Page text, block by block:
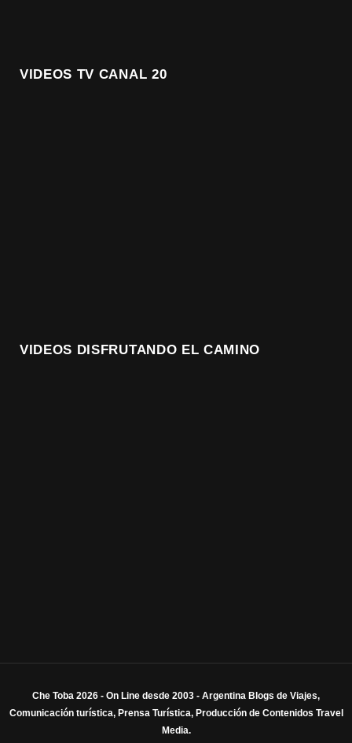
VIDEOS TV CANAL 20
VIDEOS DISFRUTANDO EL CAMINO
Che Toba 2026 - On Line desde 2003 - Argentina Blogs de Viajes,
Comunicación turística, Prensa Turística, Producción de Contenidos Travel
Media.